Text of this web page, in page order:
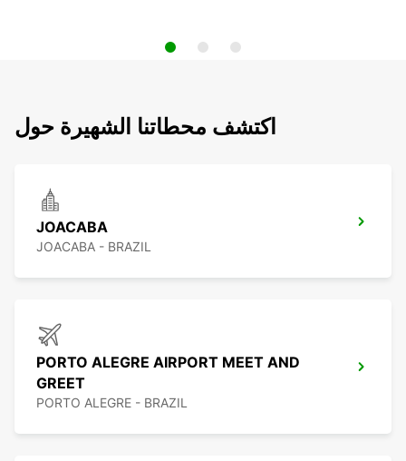
اكتشف محطاتنا الشهيرة حول
JOACABA
JOACABA - BRAZIL
PORTO ALEGRE AIRPORT MEET AND
GREET
PORTO ALEGRE - BRAZIL